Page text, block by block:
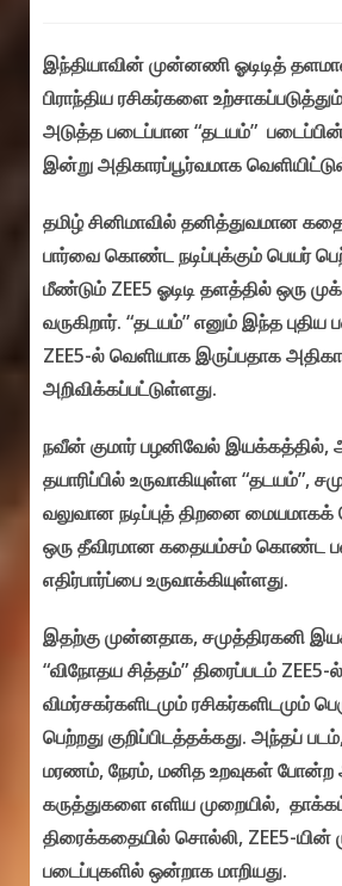
இந்தியாவின் முன்னணி ஓடிடித்
பிராந்திய ரசிகர்களை
அடுத்த படைப்பான “தடயம்”
இன்று அதிகாரப்பூர்வமாக
தமிழ் சினிமாவில் தனித்துவமான
பார்வை கொண்ட நடிப்புக்கும் பெயர்
மீண்டும் ZEE5 ஓடிடி தளத்தில் ஒரு
வருகிறார். “தடயம்” எனும் இந்த புதிய
ZEE5-ல் வெளியாக இருப்பதாக
அறிவிக்கப்பட்டுள்ளது.
நவீன் குமார் பழனிவேல்
தயாரிப்பில் உருவாகியுள்ள “தடயம்”,
வலுவான நடிப்புத் திறனை
ஒரு தீவிரமான கதையம்சம் கொண்ட
எதிர்பார்ப்பை உருவாக்கியுள்ளது.
இதற்கு முன்னதாக, சமுத்திரகனி
“விநோதய சித்தம்” திரைப்படம்
விமர்சகர்களிடமும் ரசிகர்களிடமும்
பெற்றது குறிப்பிடத்தக்கது. அந்தப்
மரணம், நேரம், மனித உறவுகள்
கருத்துகளை எளிய முறையில்,
திரைக்கதையில் சொல்லி, ZEE5-யின்
படைப்புகளில் ஒன்றாக மாறியது.